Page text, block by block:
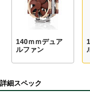
140ｍｍデュア
ルファン
詳細スペック